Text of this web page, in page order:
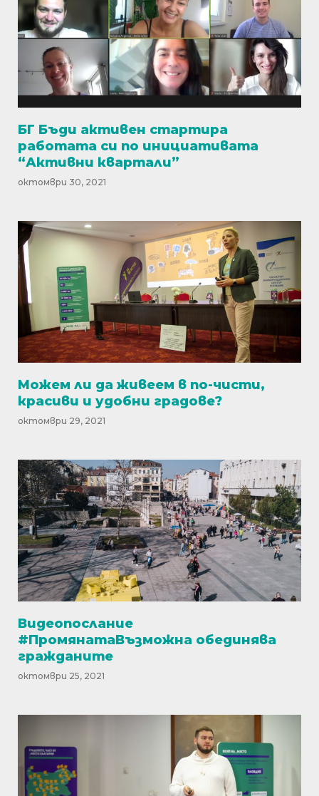
БГ Бъди активен стартира
работата си по инициативата
“Активни квартали”
октомври 30, 2021
Можем ли да живеем в по-чисти,
красиви и удобни градове?
октомври 29, 2021
Видеопослание
#ПромянатаВъзможна обединява
гражданите
октомври 25, 2021